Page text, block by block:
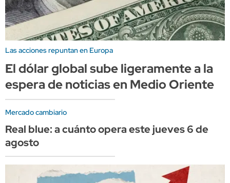
Las acciones repuntan en Europa
El dólar global sube ligeramente a la
espera de noticias en Medio Oriente
Mercado cambiario
Real blue: a cuánto opera este jueves 6 de
agosto